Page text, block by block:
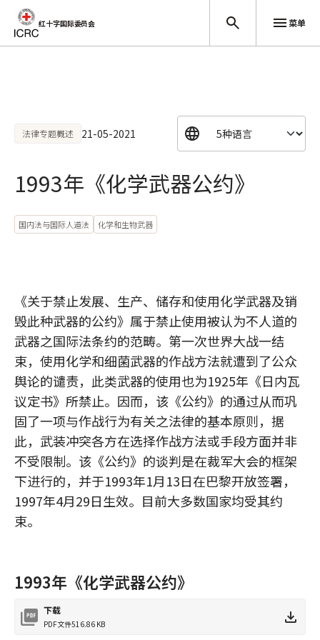
红十字国际委员会 菜单
法律专题概述 21-05-2021
1993年《化学武器公约》
国内法与国际人道法 化学和生物武器
《关于禁止发展、生产、储存和使用化学武器及销
毁此种武器的公约》属于禁止使用被认为不人道的
武器之国际法条约的范畴。第一次世界大战一结
束，使用化学和细菌武器的作战方法就遭到了公众
舆论的谴责，此类武器的使用也为1925年《日内瓦
议定书》所禁止。因而，该《公约》的通过从而巩
固了一项与作战行为有关之法律的基本原则，据
此，武装冲突各方在选择作战方法或手段方面并非
不受限制。该《公约》的谈判是在裁军大会的框架
下进行的，并于1993年1月13日在巴黎开放签署，
1997年4月29日生效。目前大多数国家均受其约
束。
1993年《化学武器公约》
下载
PDF文件516.86 KB